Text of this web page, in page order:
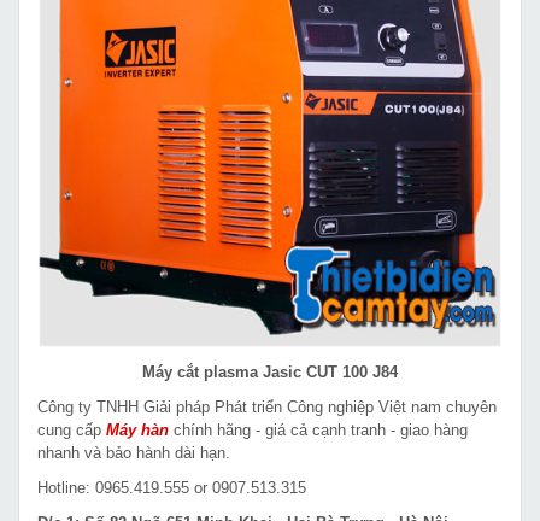
Máy cắt plasma Jasic CUT 100 J84
Công ty TNHH Giải pháp Phát triển Công nghiệp Việt nam chuyên
cung cấp Máy hàn chính hãng - giá cả cạnh tranh - giao hàng
nhanh và bảo hành dài hạn.
Hotline: 0965.419.555 or 0907.513.315